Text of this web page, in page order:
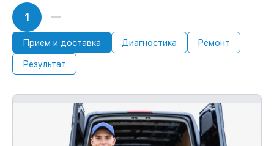
1
Прием и доставка Диагностика Ремонт
Результат